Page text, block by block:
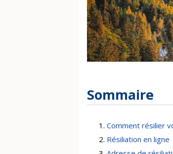
Sommaire
Comment résilier
Résiliation en ligne